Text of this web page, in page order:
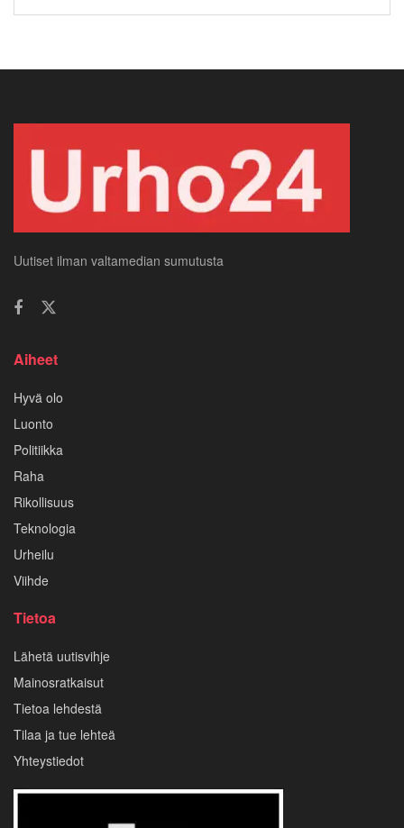
Uutiset ilman valtamedian sumutusta
Aiheet
Hyvä olo
Luonto
Politiikka
Raha
Rikollisuus
Teknologia
Urheilu
Viihde
Tietoa
Lähetä uutisvihje
Mainosratkaisut
Tietoa lehdestä
Tilaa ja tue lehteä
Yhteystiedot